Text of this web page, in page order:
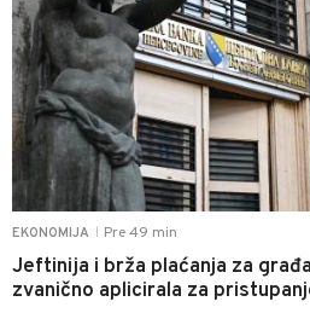
EKONOMIJA Pre 49 min
Jeftinija i brža plaćanja za
zvanično aplicirala za